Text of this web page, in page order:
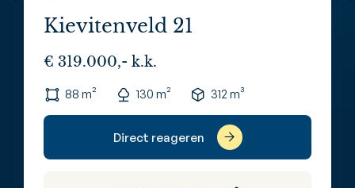
Kievitenveld 21
€ 319.000,- k.k.
88 m² 130 m² 312 m³
Direct reageren